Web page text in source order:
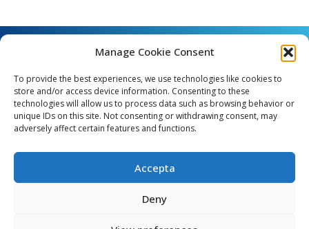
Manage Cookie Consent
To provide the best experiences, we use technologies like cookies to
store and/or access device information. Consenting to these
technologies will allow us to process data such as browsing behavior or
unique IDs on this site. Not consenting or withdrawing consent, may
adversely affect certain features and functions.
Accepta
Deny
Angel Guimerà, 8 - 08289 Copons
e_mail: copons@copons.cat